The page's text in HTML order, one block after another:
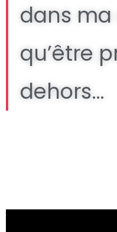
dans
qu’être
dehors…